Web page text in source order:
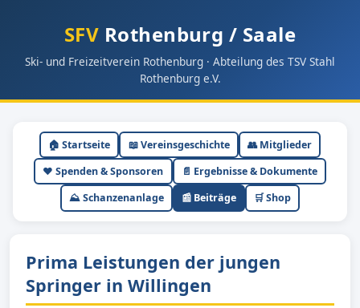
SFV Rothenburg / Saale
Ski- und Freizeitverein Rothenburg · Abteilung des TSV Stahl
Rothenburg e.V.
🏠 Startseite 📖 Vereinsgeschichte
👥 Mitglieder
❤️ Spenden & Sponsoren
📄 Ergebnisse & Dokumente
⛰ Schanzenanlage
📰 Beiträge 🛒 Shop
Prima Leistungen der jungen
Springer in Willingen